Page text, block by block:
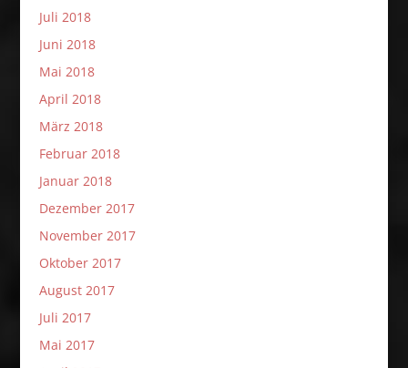
Juli 2018
Juni 2018
Mai 2018
April 2018
März 2018
Februar 2018
Januar 2018
Dezember 2017
November 2017
Oktober 2017
August 2017
Juli 2017
Mai 2017